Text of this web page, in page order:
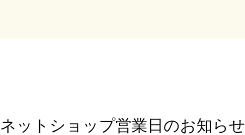
ネットショップ営業日 のお知らせ